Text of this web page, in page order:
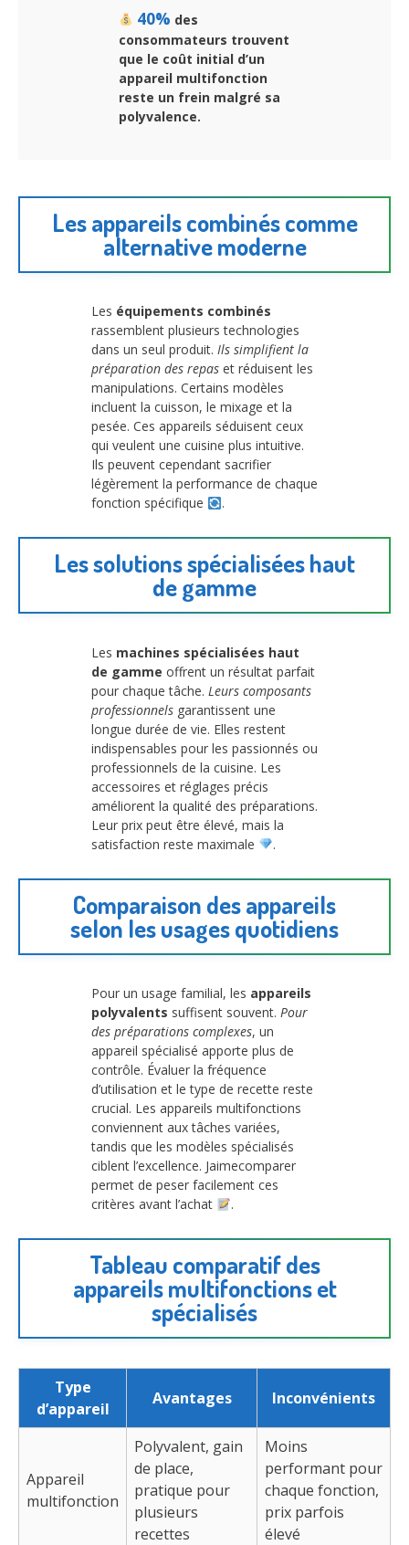
40% des
consommateurs trouvent
que le coût initial d’un
appareil multifonction
reste un frein malgré sa
polyvalence.
Les appareils combinés comme
alternative moderne
Les équipements combinés
rassemblent plusieurs technologies
dans un seul produit. Ils simplifient la
préparation des repas et réduisent les
manipulations. Certains modèles
incluent la cuisson, le mixage et la
pesée. Ces appareils séduisent ceux
qui veulent une cuisine plus intuitive.
Ils peuvent cependant sacrifier
légèrement la performance de chaque
fonction spécifique
.
Les solutions spécialisées haut
de gamme
Les machines spécialisées haut
de gamme offrent un résultat parfait
pour chaque tâche. Leurs composants
professionnels garantissent une
longue durée de vie. Elles restent
indispensables pour les passionnés ou
professionnels de la cuisine. Les
accessoires et réglages précis
améliorent la qualité des préparations.
Leur prix peut être élevé, mais la
satisfaction reste maximale
.
Comparaison des appareils
selon les usages quotidiens
Pour un usage familial, les appareils
polyvalents suffisent souvent. Pour
des préparations complexes, un
appareil spécialisé apporte plus de
contrôle. Évaluer la fréquence
d’utilisation et le type de recette reste
crucial. Les appareils multifonctions
conviennent aux tâches variées,
tandis que les modèles spécialisés
ciblent l’excellence. Jaimecomparer
permet de peser facilement ces
critères avant l’achat
.
Tableau comparatif des
appareils multifonctions et
spécialisés
Type
d’appareil
Avantages Inconvénients
Appareil
multifonction
Polyvalent, gain
de place,
pratique pour
plusieurs
recettes
Moins
performant pour
chaque fonction,
prix parfois
élevé